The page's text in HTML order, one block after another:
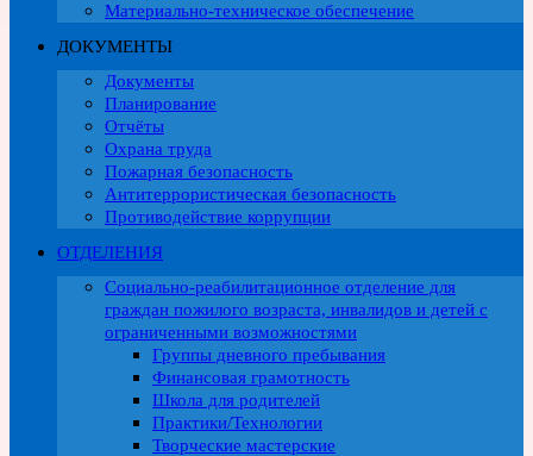
Материально-техническое обеспечение
ДОКУМЕНТЫ
Документы
Планирование
Отчёты
Охрана труда
Пожарная безопасность
Антитеррористическая безопасность
Противодействие коррупции
ОТДЕЛЕНИЯ
Социально-реабилитационное отделение для
граждан пожилого возраста, инвалидов и детей с
ограниченными возможностями
Группы дневного пребывания
Финансовая грамотность
Школа для родителей
Практики/Технологии
Творческие мастерские